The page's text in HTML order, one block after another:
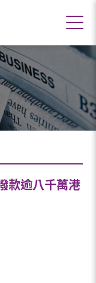
款逾八千萬港